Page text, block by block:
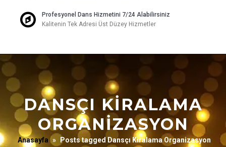
Profesyonel Dans Hizmetini 7/24 Alabilirsiniz
Kalitenin Tek Adresi Üst Düzey Hizmetler
DANSÇI KIRALAMA
ORGANIZASYON
Anasayfa » Posts tagged Dansçı Kiralama Organizasyon